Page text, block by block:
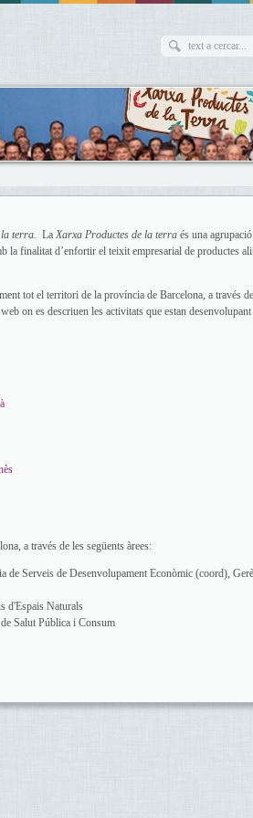
terra. LaXarxa Productes de la terra és una
la finalitat d’enfortir el teixit empresarial de productes
tot el territori de la província de Barcelona, a través
on es descriuen les activitats que estan
a través de les següents àrees:
de Serveis de Desenvolupament Econòmic (coord),
d'Espais Naturals
Salut Pública i Consum